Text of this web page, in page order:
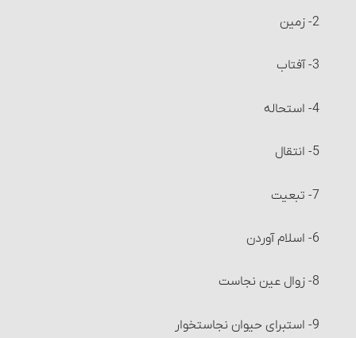
زکات گندم، جو، خرما و کشمش (غلّات چهارگانه)
نصاب غلّات چهارگانه‏
زمان پرداخت زکات‏
احکام تصرّف و معامله در زکات
زکات و دِین‏
مصارف زکات
شرایط مستحقّان زکات‏
زکات فطره
راه ثابت شدن اوّل و آخر هر ماه‏
شرایط اعتکاف‏
اعتکاف و احکام آن
2- زمین‏
3- آفتاب‏
4- استحاله
5- انتقال
7- تبعیت
6- اسلام آوردن
8- زوال عین نجاست
9- استبرای حیوان نجاست‎خوار